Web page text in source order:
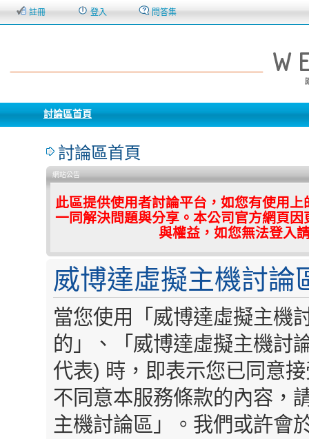
註冊 登入 問答集
討論區首頁
討論區首頁
網站公告
此區提供使用者討論平台，如您有使用
一同解決問題與分享。本公司官方網頁
與權益，如您無法登入
威博達虛擬主機討論
當您使用「威博達虛擬主機
的」、「威博達虛擬主機討
代表) 時，即表示您已同意
不同意本服務條款的內容，
主機討論區」。我們或許會